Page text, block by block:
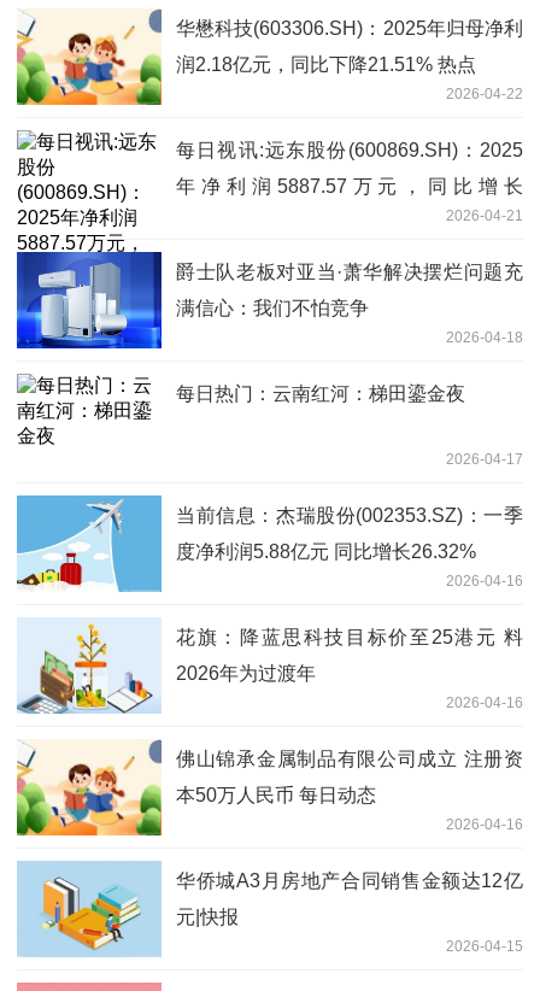
华懋科技(603306.SH)：2025年归母净利
润2.18亿元，同比下降21.51% 热点
2026-04-22
每日视讯:远东股份(600869.SH)：2025
年净利润5887.57万元，同比增长
2026-04-21
爵士队老板对亚当·萧华解决摆烂问题充
满信心：我们不怕竞争
2026-04-18
每日热门：云南红河：梯田鎏金夜
2026-04-17
当前信息：杰瑞股份(002353.SZ)：一季
度净利润5.88亿元 同比增长26.32%
2026-04-16
花旗：降蓝思科技目标价至25港元 料
2026年为过渡年
2026-04-16
佛山锦承金属制品有限公司成立 注册资
本50万人民币 每日动态
2026-04-16
华侨城A3月房地产合同销售金额达12亿
元|快报
2026-04-15